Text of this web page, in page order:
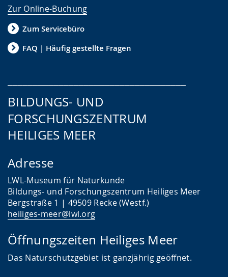
Zur Online-Buchung
Zum Servicebüro
FAQ | Häufig gestellte Fragen
BILDUNGS- UND
FORSCHUNGSZENTRUM
HEILIGES MEER
Adresse
LWL-Museum für Naturkunde
Bildungs- und Forschungszentrum Heiliges Meer
Bergstraße 1 | 49509 Recke (Westf.)
heiliges-meer@lwl.org
Öffnungszeiten Heiliges Meer
Das Naturschutzgebiet ist ganzjährig geöffnet.